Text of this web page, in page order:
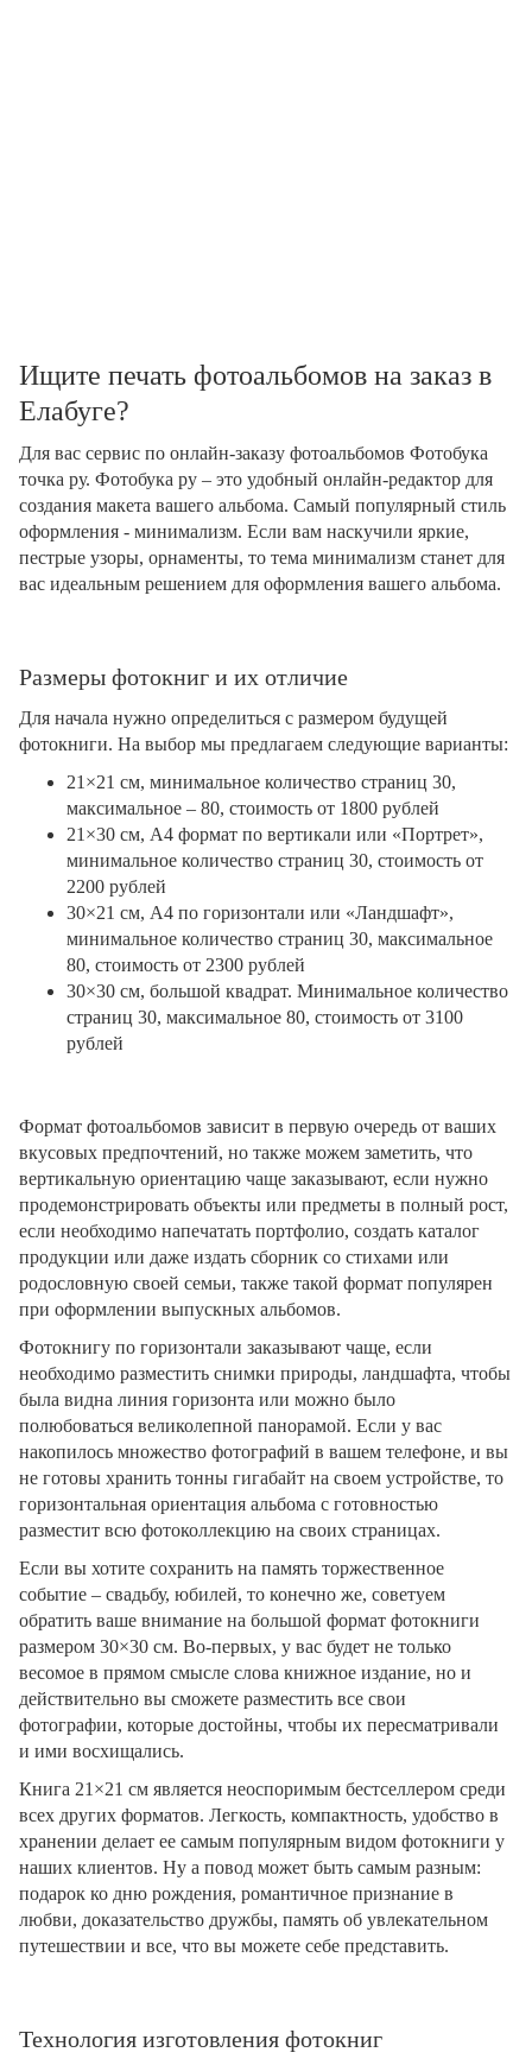
Ищите печать фотоальбомов на заказ в
Елабуге?
Для вас сервис по онлайн-заказу фотоальбомов Фотобука
точка ру. Фотобука ру – это удобный онлайн-редактор для
создания макета вашего альбома. Самый популярный стиль
оформления - минимализм. Если вам наскучили яркие,
пестрые узоры, орнаменты, то тема минимализм станет для
вас идеальным решением для оформления вашего альбома.
Размеры фотокниг и их отличие
Для начала нужно определиться с размером будущей
фотокниги. На выбор мы предлагаем следующие варианты:
21×21 см, минимальное количество страниц 30,
максимальное – 80, стоимость от 1800 рублей
21×30 см, А4 формат по вертикали или «Портрет»,
минимальное количество страниц 30, стоимость от
2200 рублей
30×21 см, А4 по горизонтали или «Ландшафт»,
минимальное количество страниц 30, максимальное
80, стоимость от 2300 рублей
30×30 см, большой квадрат. Минимальное количество
страниц 30, максимальное 80, стоимость от 3100
рублей
Формат фотоальбомов зависит в первую очередь от ваших
вкусовых предпочтений, но также можем заметить, что
вертикальную ориентацию чаще заказывают, если нужно
продемонстрировать объекты или предметы в полный рост,
если необходимо напечатать портфолио, создать каталог
продукции или даже издать сборник со стихами или
родословную своей семьи, также такой формат популярен
при оформлении выпускных альбомов.
Фотокнигу по горизонтали заказывают чаще, если
необходимо разместить снимки природы, ландшафта, чтобы
была видна линия горизонта или можно было
полюбоваться великолепной панорамой. Если у вас
накопилось множество фотографий в вашем телефоне, и вы
не готовы хранить тонны гигабайт на своем устройстве, то
горизонтальная ориентация альбома с готовностью
разместит всю фотоколлекцию на своих страницах.
Если вы хотите сохранить на память торжественное
событие – свадьбу, юбилей, то конечно же, советуем
обратить ваше внимание на большой формат фотокниги
размером 30×30 см. Во-первых, у вас будет не только
весомое в прямом смысле слова книжное издание, но и
действительно вы сможете разместить все свои
фотографии, которые достойны, чтобы их пересматривали
и ими восхищались.
Книга 21×21 см является неоспоримым бестселлером среди
всех других форматов. Легкость, компактность, удобство в
хранении делает ее самым популярным видом фотокниги у
наших клиентов. Ну а повод может быть самым разным:
подарок ко дню рождения, романтичное признание в
любви, доказательство дружбы, память об увлекательном
путешествии и все, что вы можете себе представить.
Технология изготовления фотокниг